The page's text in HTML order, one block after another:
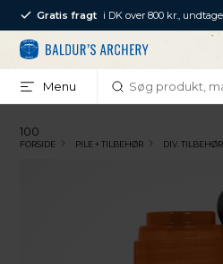
Gratis fragt i DK over 800 kr.,
Menu
100
FORSIDE PILE + TILBEHØR DIV.